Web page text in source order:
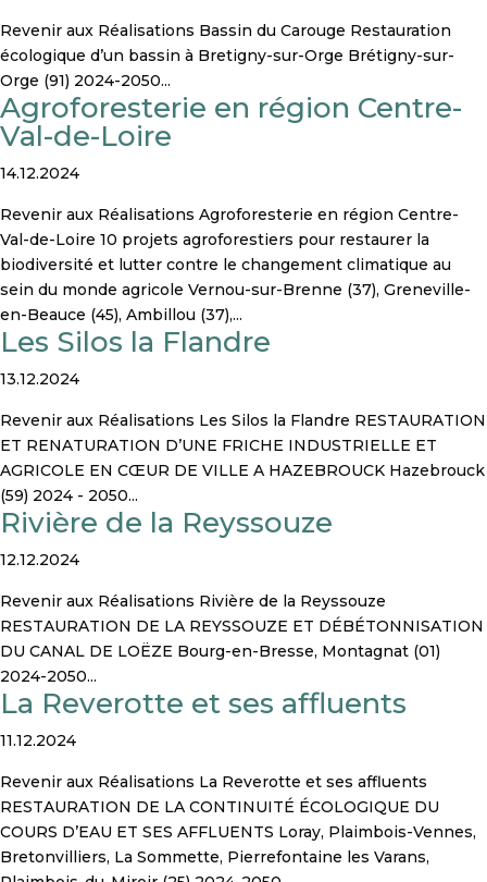
Revenir aux Réalisations Bassin du Carouge Restauration
écologique d’un bassin à Bretigny-sur-Orge Brétigny-sur-
Orge (91) 2024-2050...
Agroforesterie en région Centre-
Val-de-Loire
14.12.2024
Revenir aux Réalisations Agroforesterie en région Centre-
Val-de-Loire 10 projets agroforestiers pour restaurer la
biodiversité et lutter contre le changement climatique au
sein du monde agricole Vernou-sur-Brenne (37), Greneville-
en-Beauce (45), Ambillou (37),...
Les Silos la Flandre
13.12.2024
Revenir aux Réalisations Les Silos la Flandre RESTAURATION
ET RENATURATION D’UNE FRICHE INDUSTRIELLE ET
AGRICOLE EN CŒUR DE VILLE A HAZEBROUCK Hazebrouck
(59) 2024 - 2050...
Rivière de la Reyssouze
12.12.2024
Revenir aux Réalisations Rivière de la Reyssouze
RESTAURATION DE LA REYSSOUZE ET DÉBÉTONNISATION
DU CANAL DE LOËZE Bourg-en-Bresse, Montagnat (01)
2024-2050...
La Reverotte et ses affluents
11.12.2024
Revenir aux Réalisations La Reverotte et ses affluents
RESTAURATION DE LA CONTINUITÉ ÉCOLOGIQUE DU
COURS D’EAU ET SES AFFLUENTS Loray, Plaimbois-Vennes,
Bretonvilliers, La Sommette, Pierrefontaine les Varans,